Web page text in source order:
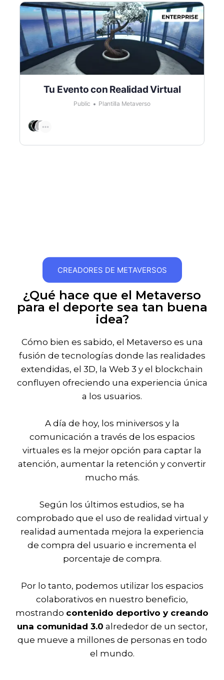
Tu Evento con Realidad Virtual
Public Plantilla Metaverso
CREADORES DE METAVERSOS
¿Qué hace que el Metaverso
para el deporte sea tan buena
idea?
Cómo bien es sabido, el Metaverso es una
fusión de tecnologías donde las realidades
extendidas, el 3D, la Web 3 y el blockchain
confluyen ofreciendo una experiencia única
a los usuarios.
A día de hoy, los miniversos y la
comunicación a través de los espacios
virtuales es la mejor opción para captar la
atención, aumentar la retención y convertir
mucho más.
Según los últimos estudios, se ha
comprobado que el uso de realidad virtual y
realidad aumentada mejora la experiencia
de compra del usuario e incrementa el
porcentaje de compra.
Por lo tanto, podemos utilizar los espacios
colaborativos en nuestro beneficio,
mostrando contenido deportivo y creando
una comunidad 3.0 alrededor de un sector,
que mueve a millones de personas en todo
el mundo.